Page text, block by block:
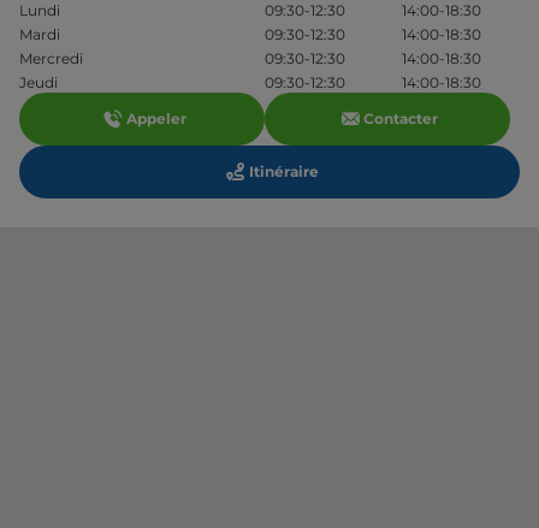
Lundi
09:30-12:30
14:00-18:30
Mardi
09:30-12:30
14:00-18:30
Mercredi
09:30-12:30
14:00-18:30
Jeudi
09:30-12:30
14:00-18:30
Appeler
Contacter
Itinéraire